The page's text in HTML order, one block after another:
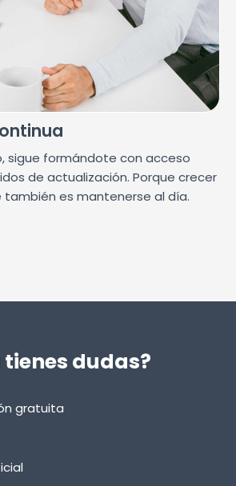
sigue formándote con acceso
de actualización. Porque crecer
es mantenerse al día.
dudas?
gratuita